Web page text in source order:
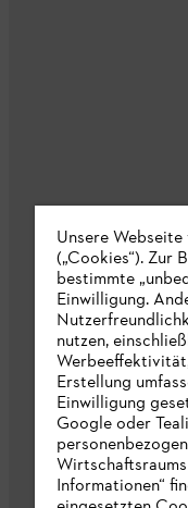
Unsere
(„Cookies“). Zur
bestimmte
Einwilligung.
nutzen,
Erstellung
Einwilligung
Google oder
Informationen“